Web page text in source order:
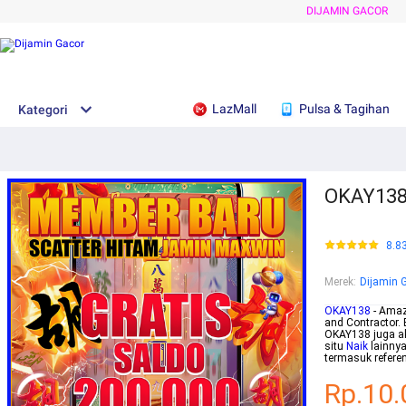
DIJAMIN GACOR
Kategori LazMall Pulsa & Tagihan
Merek: Dijamin
OKAY138 -
and Contractor.
OKAY138 juga
situ Naik
termasuk